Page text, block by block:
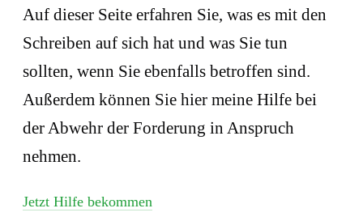
Auf dieser Seite erfahren Sie, was es mit den
Schreiben auf sich hat und was Sie tun
sollten, wenn Sie ebenfalls betroffen sind.
Außerdem können Sie hier meine Hilfe bei
der Abwehr der Forderung in Anspruch
nehmen.
Jetzt Hilfe bekommen